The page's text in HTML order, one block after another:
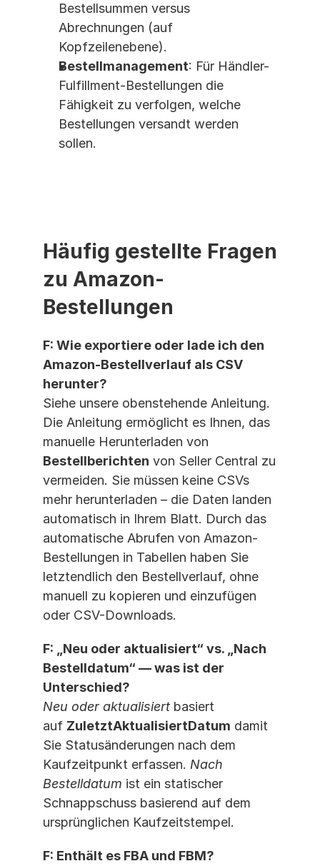
Bestellsummen versus
Abrechnungen (auf
Kopfzeilenebene).
Bestellmanagement: Für Händler-
Fulfillment-Bestellungen die
Fähigkeit zu verfolgen, welche
Bestellungen versandt werden
sollen.
Häufig gestellte Fragen
zu Amazon-
Bestellungen
F: Wie exportiere oder lade ich den
Amazon-Bestellverlauf als CSV
herunter?
Siehe unsere obenstehende Anleitung.
Die Anleitung ermöglicht es Ihnen, das
Bestellberichten von Seller Central zu
vermeiden. Sie müssen keine CSVs
mehr herunterladen – die Daten landen
automatisch in Ihrem Blatt. Durch das
automatische Abrufen von Amazon-
Bestellungen in Tabellen haben Sie
letztendlich den Bestellverlauf, ohne
manuell zu kopieren und einzufügen
oder CSV-Downloads.
F: „Neu oder aktualisiert“ vs. „Nach
Bestelldatum“ — was ist der
Unterschied?
Neu oder aktualisiert basiert
auf ZuletztAktualisiertDatum damit
Sie Statusänderungen nach dem
Kaufzeitpunkt erfassen. Nach
Bestelldatum ist ein statischer
Schnappschuss basierend auf dem
ursprünglichen Kaufzeitstempel.
F: Enthält es FBA und FBM?